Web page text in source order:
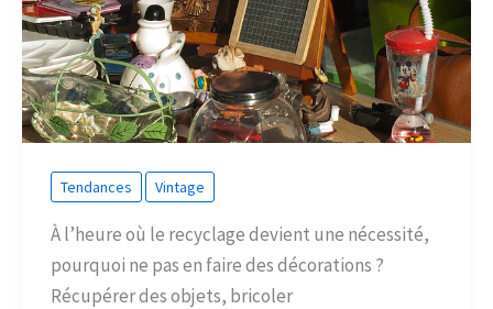
Tendances Vintage
À l’heure où le recyclage devient une nécessité,
pourquoi ne pas en faire des décorations ?
Récupérer des objets, bricoler